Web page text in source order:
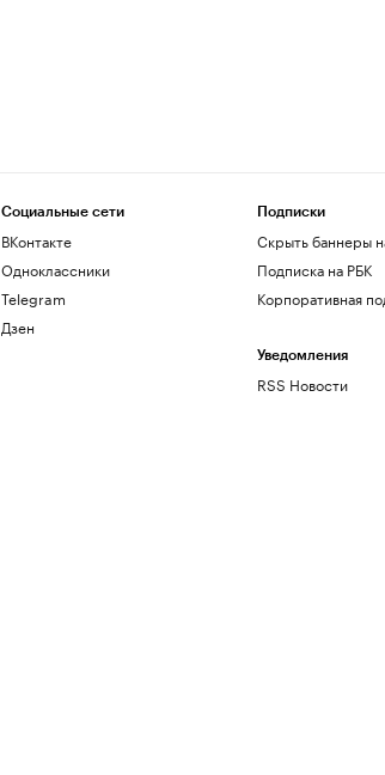
Социальные сети
ВКонтакте
Одноклассники
Telegram
Дзен
Подписки
Скрыть баннеры
Подписка на РБК
Корпоративная
Уведомления
RSS Новости